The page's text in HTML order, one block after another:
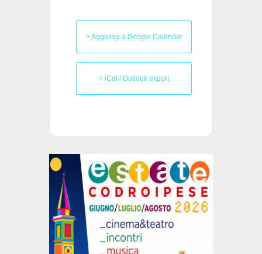
+ Aggiungi a Google Calendar
+ iCal / Outlook export